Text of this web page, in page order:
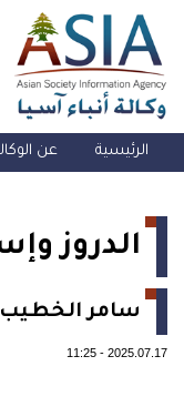
الرئيسية عن
الدروز
سامر الخطيب
2025.07.17
-
11:25